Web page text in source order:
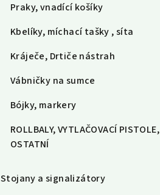
Praky, vnadící košíky
Kbelíky, míchací tašky , síta
Kráječe, Drtiče nástrah
Vábničky na sumce
Bójky, markery
ROLLBALY, VYTLAČOVACÍ PISTOLE,
OSTATNÍ
Stojany a signalizátory